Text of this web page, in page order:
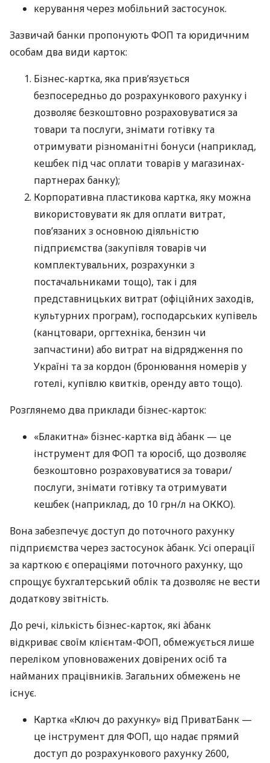
керування через мобільний застосунок.
Зазвичай банки пропонують ФОП та юридичним
особам два види карток:
Бізнес-картка, яка прив’язується
безпосередньо до розрахункового рахунку і
дозволяє безкоштовно розраховуватися за
товари та послуги, знімати готівку та
отримувати різноманітні бонуси (наприклад,
кешбек під час оплати товарів у магазинах-
партнерах банку);
Корпоративна пластикова картка, яку можна
використовувати як для оплати витрат,
пов’язаних з основною діяльністю
підприємства (закупівля товарів чи
комплектувальних, розрахунки з
постачальниками тощо), так і для
представницьких витрат (офіційних заходів,
культурних програм), господарських купівель
(канцтовари, оргтехніка, бензин чи
запчастини) або витрат на відрядження по
Україні та за кордон (бронювання номерів у
готелі, купівлю квитків, оренду авто тощо).
Розглянемо два приклади бізнес-карток:
«Блакитна» бізнес-картка від àбанк — це
інструмент для ФОП та юросіб, що дозволяє
безкоштовно розраховуватися за товари/
послуги, знімати готівку та отримувати
кешбек (наприклад, до 10 грн/л на ОККО).
Вона забезпечує доступ до поточного рахунку
підприємства через застосунок àбанк. Усі операції
за карткою є операціями поточного рахунку, що
спрощує бухгалтерський облік та дозволяє не вести
додаткову звітність.
До речі, кількість бізнес-карток, які àбанк
відкриває своїм клієнтам-ФОП, обмежується лише
переліком уповноважених довірених осіб та
найманих працівників. Загальних обмежень не
існує.
Картка «Ключ до рахунку» від ПриватБанк —
це інструмент для ФОП, що надає прямий
доступ до розрахункового рахунку 2600,